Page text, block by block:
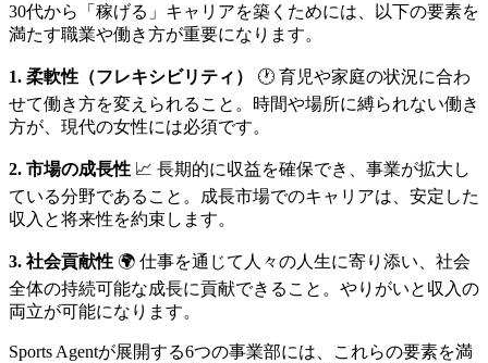
30代から「稼げる」キャリアを築くためには、以下の要素を
満たす職業や働き方が重要になります。
1. 柔軟性（フレキシビリティ）
🕐 育児や家庭の状況に合わ
せて働き方を変えられること。時間や場所に縛られない働き
方が、現代の女性には必須です。
2. 市場の成長性 📈 長期的に収益を確保でき、事業が拡大し
ている分野であること。成長市場でのキャリアは、安定した
収入と将来性を約束します。
3. 社会貢献性 🌍 仕事を通じて人々の人生に寄り添い、社会
全体の持続可能な成長に貢献できること。やりがいと収入の
両立が可能になります。
Sports Agentが展開する6つの事業部には、これらの要素を満